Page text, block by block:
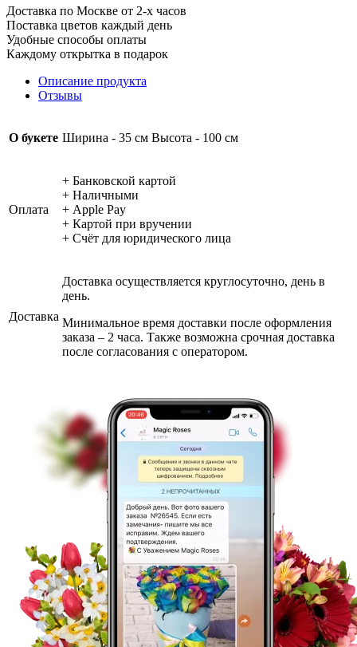
Доставка по Москве от 2-х часов
Поставка цветов каждый день
Удобные способы оплаты
Каждому открытка в подарок
Описание продукта
Отзывы
О букете Ширина - 35 см Высота - 100 см
Оплата
+ Банковской картой
+ Наличными
+ Apple Pay
+ Картой при вручении
+ Счёт для юридического лица
Доставка
Доставка осуществляется круглосуточно, день в
день.
Минимальное время доставки после оформления
заказа – 2 часа. Также возможна срочная доставка
после согласования с оператором.